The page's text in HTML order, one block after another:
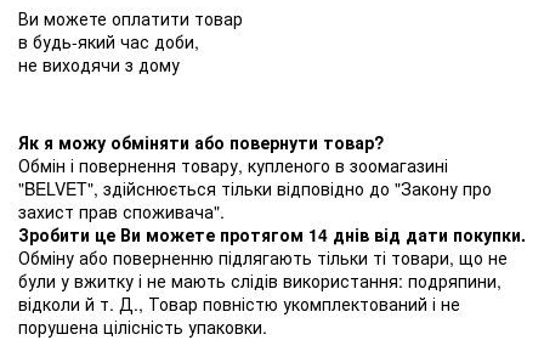
Ви можете оплатити товар
в будь-який час доби,
не виходячи з дому
Як я можу обміняти або повернути товар?
Обмін і повернення товару, купленого в зоомагазині
"BELVET", здійснюється тільки відповідно до "Закону про
захист прав споживача".
Зробити це Ви можете протягом 14 днів від дати покупки.
Обміну або поверненню підлягають тільки ті товари, що не
були у вжитку і не мають слідів використання: подряпини,
відколи й т. Д., Товар повністю укомплектований і не
порушена цілісність упаковки.